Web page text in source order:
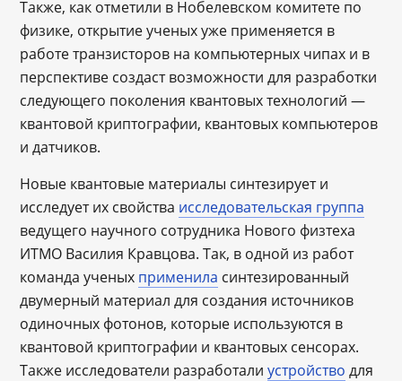
Также, как отметили в Нобелевском комитете по
физике, открытие ученых уже применяется в
работе транзисторов на компьютерных чипах и в
перспективе создаст возможности для разработки
следующего поколения квантовых технологий —
квантовой криптографии, квантовых компьютеров
и датчиков.
Новые квантовые материалы синтезирует и
исследует их свойства исследовательская группа
ведущего научного сотрудника Нового физтеха
ИТМО Василия Кравцова. Так, в одной из работ
команда ученых применила синтезированный
двумерный материал для создания источников
одиночных фотонов, которые используются в
квантовой криптографии и квантовых сенсорах.
Также исследователи разработалиустройство для